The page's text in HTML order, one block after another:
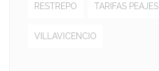
RESTREPO TARIFAS PEAJES
VILLAVICENCIO